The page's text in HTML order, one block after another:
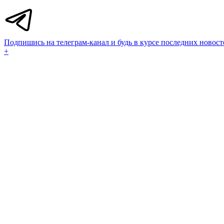
Подпишись на телеграм-канал и будь в курсе последних
+